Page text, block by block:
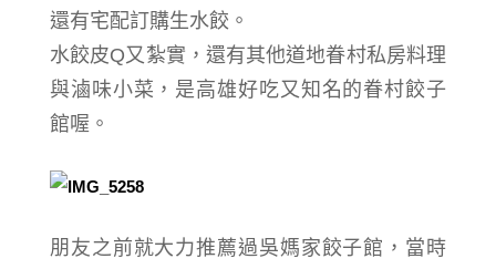
還有宅配訂購生水餃。
水餃皮Q又紮實，還有其他道地眷村私房料理
與滷味小菜，是高雄好吃又知名的眷村餃子
館喔。
朋友之前就大力推薦過吳媽家餃子館，當時